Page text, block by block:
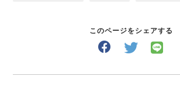
このページをシェアする